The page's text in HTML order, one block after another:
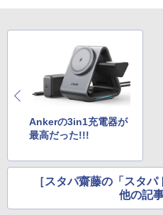
Ankerの3in1充電器が
最高だった!!!
［スタパ齋藤の「スタ
他の記